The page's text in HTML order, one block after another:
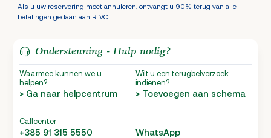
Als u uw reservering moet annuleren, ontvangt u 90% terug van alle
betalingen gedaan aan RLVC
Ondersteuning - Hulp nodig?
Waarmee kunnen we u
helpen?
> Ga naar helpcentrum
Wilt u een terugbelverzoek
indienen?
> Toevoegen aan schema
Callcenter
+385 91 315 5550 WhatsApp